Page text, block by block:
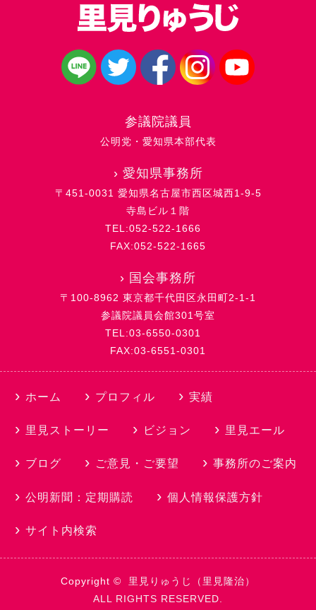
参議院議員
公明党・愛知県本部代表
› 愛知県事務所
〒451-0031 愛知県名古屋市西区城西1-9-5
寺島ビル１階
TEL:052-522-1666
FAX:052-522-1665
› 国会事務所
〒100-8962 東京都千代田区永田町2-1-1
参議院議員会館301号室
TEL:03-6550-0301
FAX:03-6551-0301
ホーム プロフィル 実績
里見ストーリー ビジョン 里見エール
ブログ ご意見・ご要望 事務所のご案内
公明新聞：定期購読 個人情報保護方針
サイト内検索
Copyright © 里見りゅうじ（里見隆治）
ALL RIGHTS RESERVED.